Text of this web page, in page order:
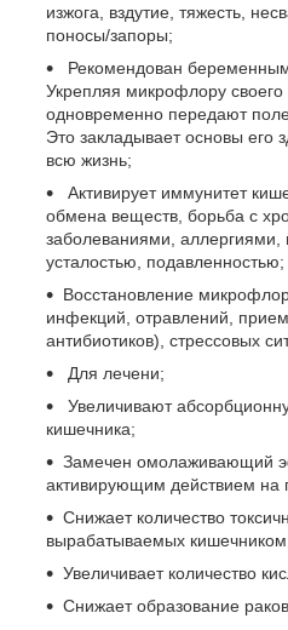
изжога, вздутие, тяжесть,
поносы/запоры;
Рекомендован
Укрепляя микрофлору
одновременно передают
Это закладывает основы его
всю жизнь;
Активирует иммунитет
обмена веществ, борьба с
заболеваниями,
усталостью, подавленностью;
Восстановление
инфекций, отравлений,
антибиотиков), стрессовых
Для лечени;
Увеличивают
кишечника;
Замечен омолаживающий
активирующим действием на
Снижает количество
вырабатываемых
Увеличивает количество
Снижает образование